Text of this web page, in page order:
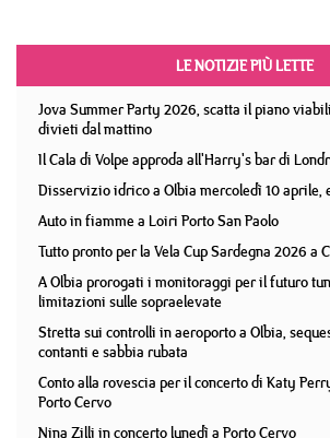
LE NOTIZIE PIÙ LETTE
Jova Summer Party 2026, scatta il piano
divieti dal mattino
Il Cala di Volpe approda all'Harry's bar di
Disservizio idrico a Olbia mercoledì 10 aprile,
Auto in fiamme a Loiri Porto San Paolo
Tutto pronto per la Vela Cup Sardegna 2026 a
A Olbia prorogati i monitoraggi per il futuro
limitazioni sulle sopraelevate
Stretta sui controlli in aeroporto a Olbia,
contanti e sabbia rubata
Conto alla rovescia per il concerto di Katy
Porto Cervo
Nina Zilli in concerto lunedì a Porto Cervo